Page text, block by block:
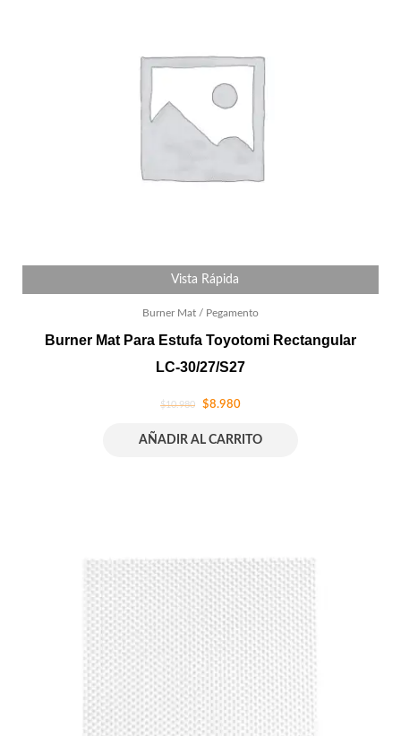
Vista Rápida
Burner Mat / Pegamento
Burner Mat Para Estufa Toyotomi Rectangular
LC-30/27/S27
$10.980 $8.980
AÑADIR AL CARRITO